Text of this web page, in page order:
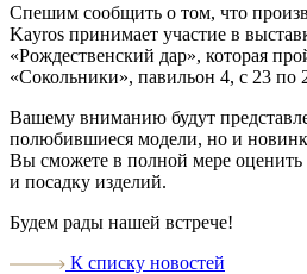
Спешим сообщить о том, что
Kayros принимает участие в
«Рождественский дар», которая
«Сокольники», павильон 4, с 23 по
Вашему вниманию будут
полюбившиеся модели, но и
Вы сможете в полной мере оценить
и посадку изделий.
Будем рады нашей встрече!
К списку новостей